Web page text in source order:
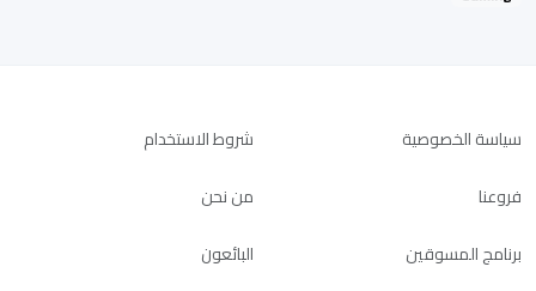
سياسة الخصوصية
شروط الاستخدام
فروعنا
من نحن
برنامج المسوقين
البائعون